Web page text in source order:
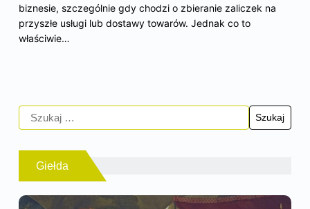
biznesie, szczególnie gdy chodzi o zbieranie zaliczek na
przyszłe usługi lub dostawy towarów. Jednak co to
właściwie…
Giełda